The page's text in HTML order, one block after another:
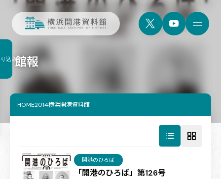
館報
HOME2014横浜開港資料館
「開港のひろば」第126号
開港のひろば
込み